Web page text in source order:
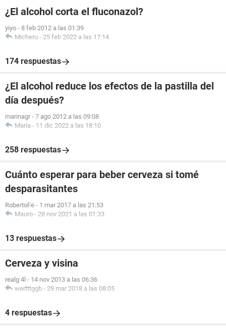
¿El alcohol corta el fluconazol?
yiyo - 8 feb 2012 a las 01:39
Micheru - 25 feb 2022 a las 17:14
174 respuestas
¿El alcohol reduce los efectos de la pastilla del
día después?
marinagr - 7 ago 2012 a las 09:08
Maria - 11 dic 2022 a las 18:10
258 respuestas
Cuánto esperar para beber cerveza si tomé
desparasitantes
RobertoFe - 1 mar 2017 a las 21:53
Mauro - 28 nov 2021 a las 01:33
13 respuestas
Cerveza y visina
realg 4l - 14 nov 2013 a las 06:36
wertttggb - 29 mar 2018 a las 08:05
4 respuestas